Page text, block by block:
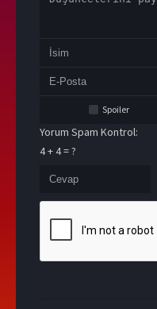
Spoiler
Yorum Spam Kontrol:
4 + 4 = ?